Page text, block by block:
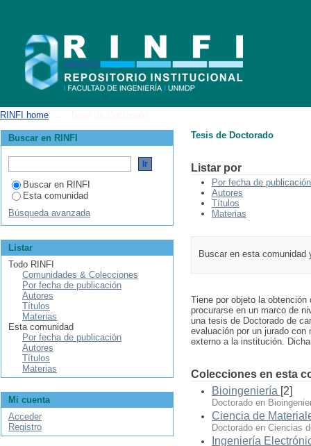
RINFI home
Tesis de Doctorado
Listar por
Por fecha de publicación
Autores
Títulos
Materias
Buscar en esta
Tiene por objeto la
procurarse en un marco de
una tesis de Doctorado de
evaluación por un jurado
externo a la institución.
Colecciones en esta
Bioingeniería [2]
Doctorado en
Ciencia de
Doctorado en Ciencias
Ingeniería
Buscar en RINFI
Buscar en RINFI
Esta comunidad
Búsqueda avanzada
Listar
Todo RINFI
Comunidades & Colecciones
Por fecha de publicación
Autores
Títulos
Materias
Esta comunidad
Por fecha de publicación
Autores
Títulos
Materias
Mi cuenta
Acceder
Registro